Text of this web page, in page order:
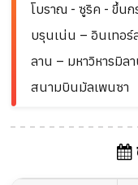
โบราณ - ซูริค - ขึ้นก
บรุนเน่น – อินเทอ
ลาน – มหาวิหารมิล
สนามบินมัลเพนซา